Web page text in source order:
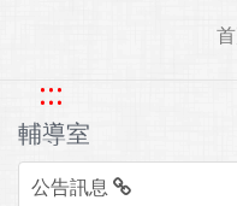
:::
輔導室
公告訊息